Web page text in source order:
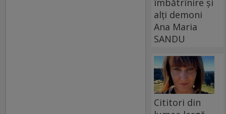
îmbătrînire și
alți demoni
Ana Maria
SANDU
Cititori din